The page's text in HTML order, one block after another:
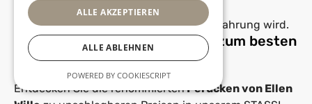
Verfügung, um sicherzustellen, dass Ihr
Perückenkaufeine rundum positive Erfahrung wird.
Ellen Wille Perücken – Qualität zum besten
Preis im STASSI Studio Lübeck
Entdecken Sie die renommiertenPerücken von Ellen
ALLE AKZEPTIEREN
ALLE ABLEHNEN
POWERED BY COOKIESCRIPT